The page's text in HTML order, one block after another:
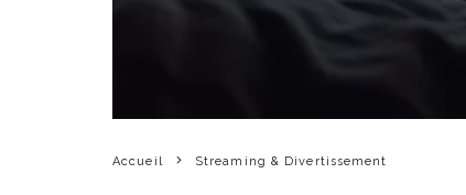
Accueil Streaming & Divertissement